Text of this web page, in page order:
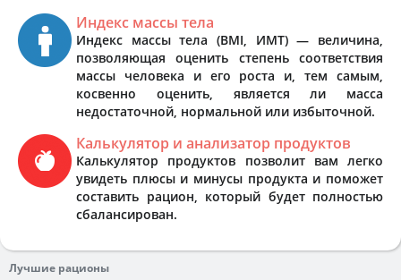
Индекс массы тела
Индекс массы тела (BMI, ИМТ) — величина,
позволяющая оценить степень соответствия
массы человека и его роста и, тем самым,
косвенно оценить, является ли масса
недостаточной, нормальной или избыточной.
Калькулятор и анализатор продуктов
Калькулятор продуктов позволит вам легко
увидеть плюсы и минусы продукта и поможет
составить рацион, который будет полностью
сбалансирован.
Лучшие рационы